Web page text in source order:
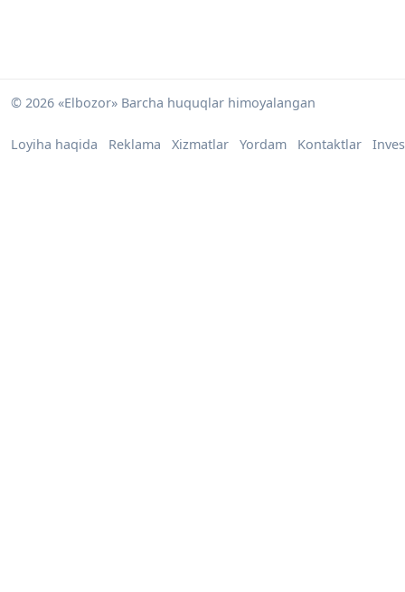
© 2026 «Elbozor» Barcha huquqlar himoyalangan
Loyiha haqida Reklama Xizmatlar Yordam Kontaktlar